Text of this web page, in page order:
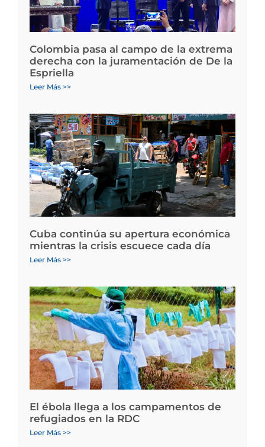
Colombia pasa al campo de la extrema
derecha con la juramentación de De la
Espriella
Leer Más >>
Cuba continúa su apertura económica
mientras la crisis escuece cada día
Leer Más >>
El ébola llega a los campamentos de
refugiados en la RDC
Leer Más >>